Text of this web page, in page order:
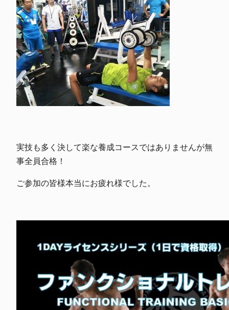
実技も多く決して楽な養成コースではありませんが無
事全員合格！
ご参加の皆様本当にお疲れ様でした。